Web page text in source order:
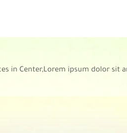
in Center,Lorem ipsum dolor